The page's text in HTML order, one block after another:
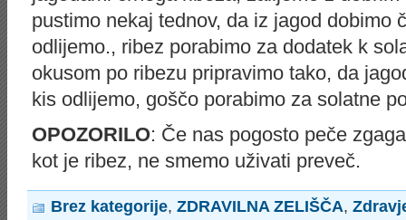
pustimo nekaj tednov, da iz jagod dobimo
odlijemo., ribez porabimo za dodatek k
okusom po ribezu pripravimo tako, da
kis odlijemo, goščo porabimo za solatne
OPOZORILO: Če nas pogosto peče
kot je ribez, ne smemo uživati preveč.
Brez kategorije, ZDRAVILNA ZELIŠČA,